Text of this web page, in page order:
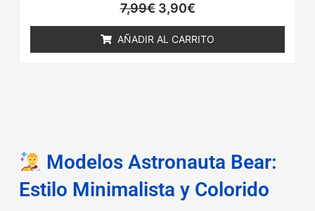
7,99€ 3,90€
AÑADIR AL CARRITO
Modelos Astronauta Bear:
Estilo Minimalista y Colorido